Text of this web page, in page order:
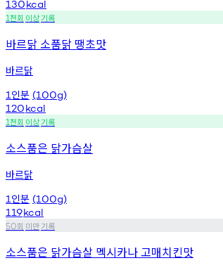
130kcal
1천회 이상기록
바르닭 소품닭 땡초맛
바르닭
1 인분 (100g)
120kcal
1천회 이상기록
소스품은 닭가슴살
바르닭
1 인분 (100g)
119kcal
50회 미만기록
소스품은 닭가슴살 멕시카나 고매치킨맛